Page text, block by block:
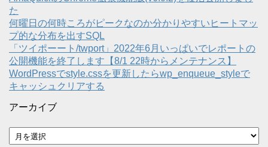
た
何曜日の何時ころがピークなのか分かりやすいヒートマッ
プ的な分布を出すSQL
「ツイポーート/twport」2022年6月いっぱいでレポートの
公開機能を終了します【8/1 22時からメンテナンス】
WordPressでstyle.cssを更新したらwp_enqueue_styleで
キャッシュクリアする
アーカイブ
ア